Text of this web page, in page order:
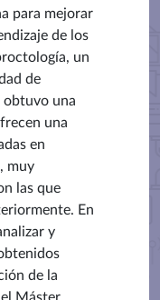
para mejorar
de los
un
de
obtuvo una
una
en
muy
las que
En
y
de la